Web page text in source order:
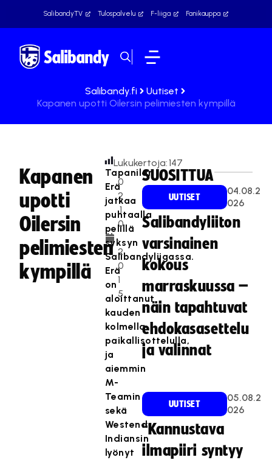
SalibandyTV Tulospalvelu F-liiga Fanikauppa
Salibandy.fi
Uutiset
Kapanen upotti Oilersin pelimiesten kympillä
Kapanen
upotti
Oilersin
pelimiesten
kympillä
0
2
.1
0
.
2
0
1
5
Lukukertoja:147
Tapanilan
Erä
jatkaa
puhtaalla
pelillä
syksyn
Salibandyliigassa.
Erä
on
aloittanut
kauden
kolmella
paikallisottelulla,
ja
aiemmin
M-
Teamin
sekä
Westend
Indiansin
lyönyt
SUOSITTUA
UUTISET
04.08.2
026
Salibandyliiton
varsinainen
kokous
marraskuussa –
näin tapahtuvat
ehdokasasettelu
ja valinnat
UUTISET
05.08.2
026
“Kannustava
ilmapiiri syntyy